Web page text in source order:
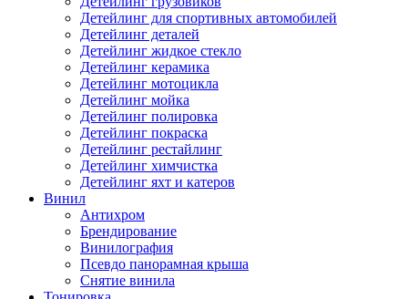
Детейлинг для спортивных автомобилей
Детейлинг деталей
Детейлинг жидкое стекло
Детейлинг керамика
Детейлинг мотоцикла
Детейлинг мойка
Детейлинг полировка
Детейлинг покраска
Детейлинг рестайлинг
Детейлинг химчистка
Детейлинг яхт и катеров
Винил
Антихром
Брендирование
Винилография
Псевдо панорамная крыша
Снятие винила